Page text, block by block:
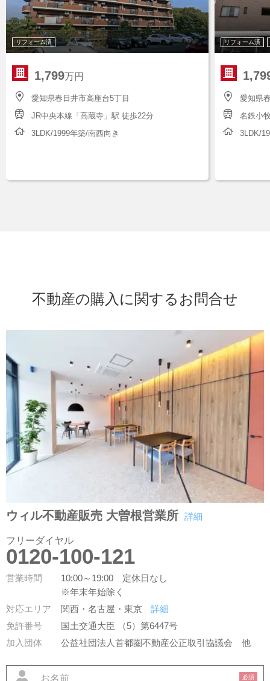
リフォーム済
1,799万円
愛知県春日井市高座台5丁目
JR中央本線「高蔵寺」駅 徒歩22分
3LDK/1999年築/南西向き
リフォーム済
愛知県
名鉄小
3LDK/
不動産の購入に関するお問合せ
ウィル不動産販売 大曽根営業所 詳細
フリーダイヤル
0120-100-121
営業時間
10:00～19:00 定休日なし
※年末年始除く
対応エリア
関西・名古屋・東京
詳細
免許番号
国土交通大臣 （5）第6447号
加入団体
公益社団法人首都圏不動産公正取引協議会他
必須